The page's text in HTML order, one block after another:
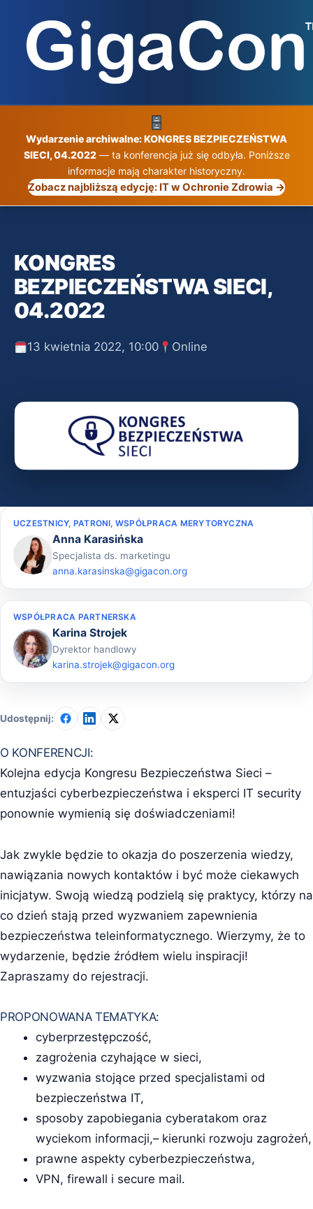
treści
Wydarzenie archiwalne: KONGRES BEZPIECZEŃSTWA
SIECI, 04.2022— ta konferencja już się odbyła. Poniższe
informacje mają charakter historyczny.
Zobacz najbliższą edycję: IT w Ochronie Zdrowia →
KONGRES
BEZPIECZEŃSTWA SIECI,
04.2022
13 kwietnia 2022, 10:00 Online
Udostępnij:
O KONFERENCJI:
Kolejna edycja Kongresu Bezpieczeństwa Sieci –
entuzjaści cyberbezpieczeństwa i eksperci IT security
ponownie wymienią się doświadczeniami!
Jak zwykle będzie to okazja do poszerzenia wiedzy,
nawiązania nowych kontaktów i być może ciekawych
inicjatyw. Swoją wiedzą podzielą się praktycy, którzy na
co dzień stają przed wyzwaniem zapewnienia
bezpieczeństwa teleinformatycznego. Wierzymy, że to
wydarzenie, będzie źródłem wielu inspiracji!
Zapraszamy do rejestracji.
PROPONOWANA TEMATYKA:
cyberprzestępczość,
zagrożenia czyhające w sieci,
wyzwania stojące przed specjalistami od
bezpieczeństwa IT,
sposoby zapobiegania cyberatakom oraz
wyciekom informacji,– kierunki rozwoju zagrożeń,
prawne aspekty cyberbezpieczeństwa,
VPN, firewall i secure mail.
UCZESTNICY, PATRONI, WSPÓŁPRACA MERYTORYCZNA
Anna Karasińska
Specjalista ds. marketingu
anna.karasinska@gigacon.org
WSPÓŁPRACA PARTNERSKA
Karina Strojek
Dyrektor handlowy
karina.strojek@gigacon.org